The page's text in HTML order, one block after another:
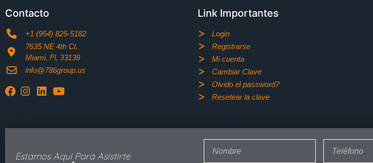
Contacto
+1 (954) 825-5182
7635 NE 4th Ct.
Miami, Fl, 33138
info@786group.us
Link Importantes
Login
Registrarse
Mi cuenta
Cambiar Clave
Olvido el password?
Resetear la clave
Estamos Aquí Para Asistirte